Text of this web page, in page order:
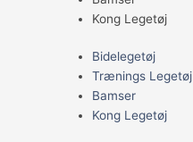
Kong Legetøj
Bidelegetøj
Trænings Legetøj
Bamser
Kong Legetøj